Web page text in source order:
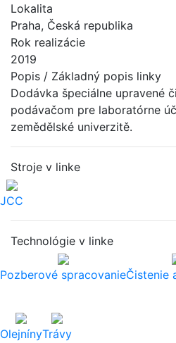
Lokalita
Praha, Česká republika
Rok realizácie
2019
Popis / Základný popis linky
Dodávka špeciálne upravené
podávačom pre laboratórne
zemědělské univerzitě.
Stroje v linke
JCC
Technológie v linke
Pozberové spracovanieČistenie
OlejnínyTrávy